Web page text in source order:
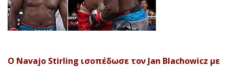
Ο Navajo Stirling ισοπέδωσε τον Jan Blachowicz με